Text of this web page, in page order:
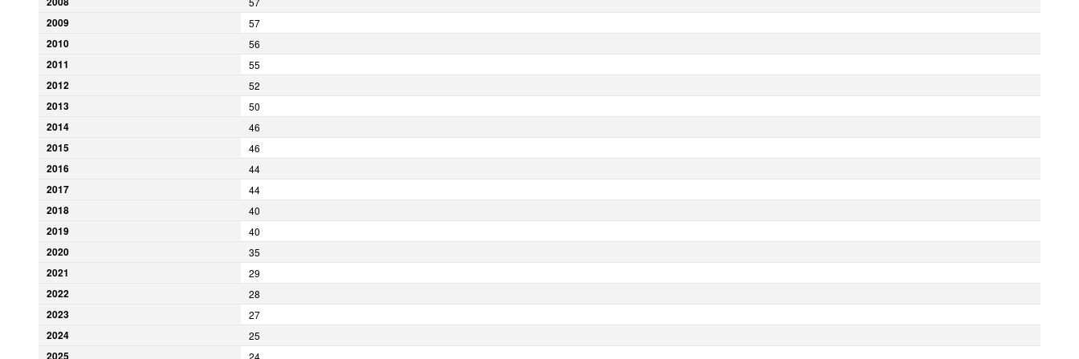
2009 57
2010 56
2011 55
2012 52
2013 50
2014 46
2015 46
2016 44
2017 44
2018 40
2019 40
2020 35
2021 29
2022 28
2023 27
2024 25
2025 24